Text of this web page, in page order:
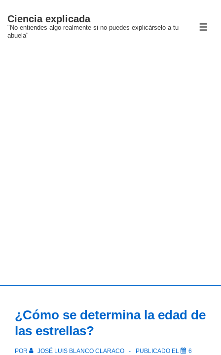
Saltar
Ciencia explicada
"No entiendes algo realmente si no puedes explicárselo a tu
abuela"
¿Cómo se determina la edad de
las estrellas?
POR JOSÉ LUIS BLANCO CLARACO PUBLICADO EL
6